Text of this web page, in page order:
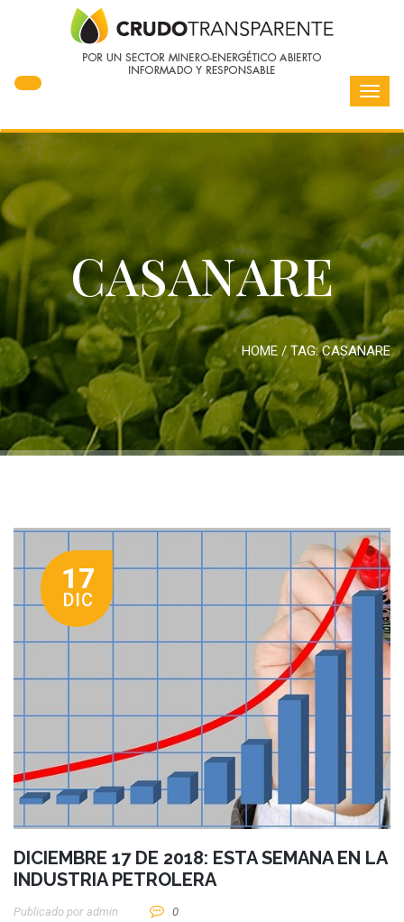
CASANARE
HOME/ TAG:CASANARE
17
DIC
DICIEMBRE 17 DE 2018: ESTA SEMANA EN LA
INDUSTRIA PETROLERA
Publicado por Admin 0